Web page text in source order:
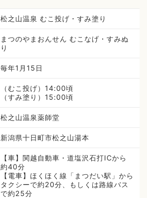
松之山温泉 むこ投げ・すみ塗り
まつのやまおんせん むこなげ・すみぬ
り
毎年1月15日
（むこ投げ）14:00頃
（すみ塗り）15:00頃
松之山温泉薬師堂
新潟県十日町市松之山湯本
【車】関越自動車・道塩沢石打ICから
約40分
【電車】ほくほく線「まつだい駅」から
タクシーで約20分、もしくは路線バス
で約25分